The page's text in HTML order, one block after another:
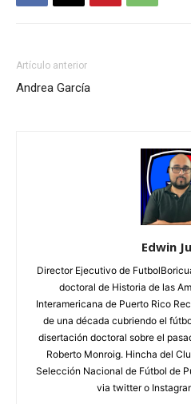
Artículo anterior
Andrea García
Edwin
Director Ejecutivo de
doctoral de Historia de las
Interamericana de Puerto Rico
de una década cubriendo el
disertación doctoral sobre el
Roberto Monroig. Hincha del
Selección Nacional de Fútbol de
via twitter o